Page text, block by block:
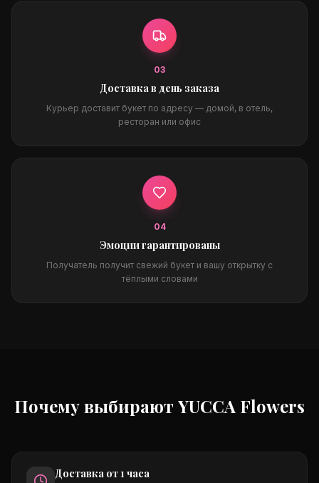
03
Доставка в день заказа
Курьер доставит букет по адресу — домой, в отель,
ресторан или офис
04
Эмоции гарантированы
Получатель получит свежий букет и вашу открытку с
тёплыми словами
Почему выбирают YUCCA Flowers
Доставка от 1 часа